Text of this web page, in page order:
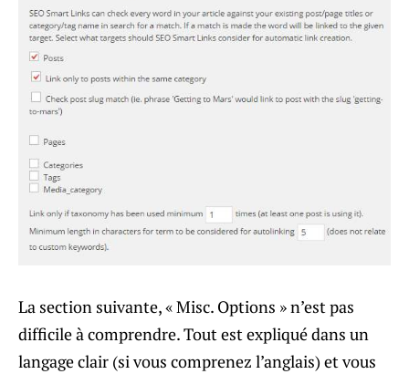
La section suivante, « Misc. Options » n’est pas
difficile à comprendre. Tout est expliqué dans un
langage clair (si vous comprenez l’anglais) et vous